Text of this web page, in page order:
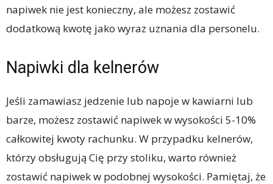
napiwek nie jest konieczny, ale możesz zostawić
dodatkową kwotę jako wyraz uznania dla personelu.
Napiwki dla kelnerów
Jeśli zamawiasz jedzenie lub napoje w kawiarni lub
barze, możesz zostawić napiwek w wysokości 5-10%
całkowitej kwoty rachunku. W przypadku kelnerów,
którzy obsługują Cię przy stoliku, warto również
zostawić napiwek w podobnej wysokości. Pamiętaj, że